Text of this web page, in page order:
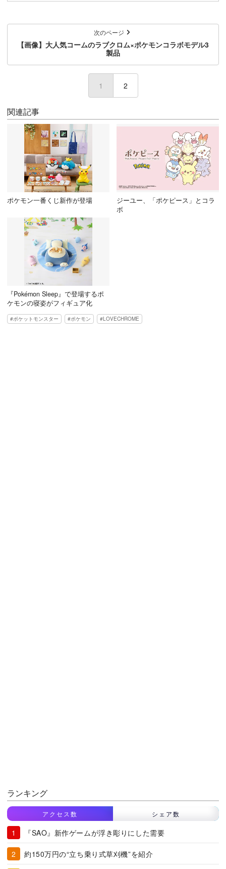
次のページ
【画像】大人気コームのラブクロム×ポケモンコラボモデル3
製品
1 2
関連記事
ポケモン一番くじ新作が登場
ジーユー、「ポケピース」とコラ
ボ
『Pokémon Sleep』で登場するポ
ケモンの寝姿がフィギュア化
ポケットモンスター ポケモン LOVECHROME
ランキング
アクセス数 シェア数
『SAO』新作ゲームが浮き彫りにした需要
約150万円の“立ち乗り式草刈機”を紹介